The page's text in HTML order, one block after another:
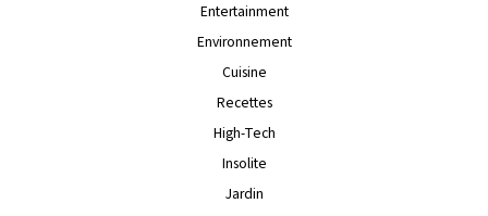
Entertainment
Environnement
Cuisine
Recettes
High-Tech
Insolite
Jardin